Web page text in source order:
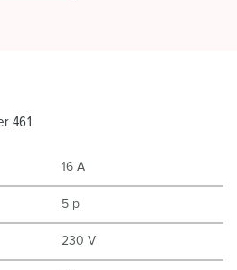
461
16 A
5 p
230 V